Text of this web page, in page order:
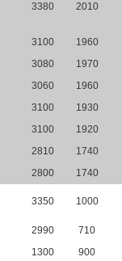
3380 2010
3100
1960
3080
1970
3060
1960
3100
1930
3100
1920
2810
1740
2800
1740
3350 1000
2990
710
1300
900